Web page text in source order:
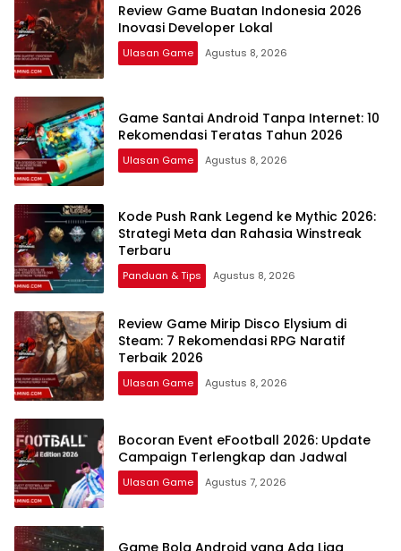
Review Game Buatan Indonesia 2026
Inovasi Developer Lokal
Ulasan Game Agustus 8, 2026
Game Santai Android Tanpa Internet: 10
Rekomendasi Teratas Tahun 2026
Ulasan Game Agustus 8, 2026
Kode Push Rank Legend ke Mythic 2026:
Strategi Meta dan Rahasia Winstreak
Terbaru
Panduan & Tips Agustus 8, 2026
Review Game Mirip Disco Elysium di
Steam: 7 Rekomendasi RPG Naratif
Terbaik 2026
Ulasan Game Agustus 8, 2026
Bocoran Event eFootball 2026: Update
Campaign Terlengkap dan Jadwal
Ulasan Game Agustus 7, 2026
Game Bola Android yang Ada Liga